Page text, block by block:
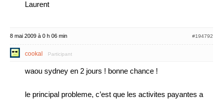
Laurent
8 mai 2009 à 0 h 06 min #194792
cookal Participant
waou sydney en 2 jours ! bonne chance !
le principal probleme, c’est que les activites payantes a